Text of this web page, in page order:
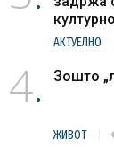
АКТУЕЛНО
4 Зошто
ЖИВОТ